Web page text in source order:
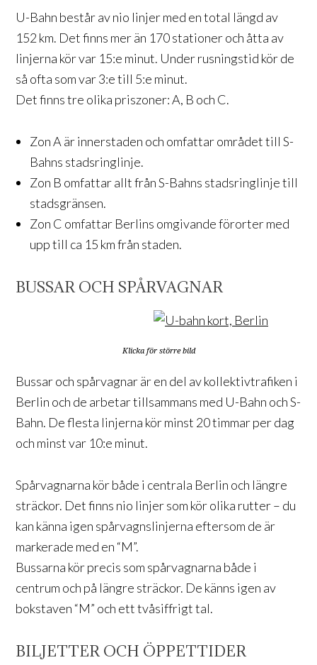
U-Bahn består av nio linjer med en total längd av
152 km. Det finns mer än 170 stationer och åtta av
linjerna kör var 15:e minut. Under rusningstid kör de
så ofta som var 3:e till 5:e minut.
Det finns tre olika priszoner: A, B och C.
Zon A är innerstaden och omfattar området till S-
Bahns stadsringlinje.
Zon B omfattar allt från S-Bahns stadsringlinje till
stadsgränsen.
Zon C omfattar Berlins omgivande förorter med
upp till ca 15 km från staden.
BUSSAR OCH SPÅRVAGNAR
Klicka för större bild
Bussar och spårvagnar är en del av kollektivtrafiken i
Berlin och de arbetar tillsammans med U-Bahn och S-
Bahn. De flesta linjerna kör minst 20 timmar per dag
och minst var 10:e minut.
Spårvagnarna kör både i centrala Berlin och längre
sträckor. Det finns nio linjer som kör olika rutter – du
kan känna igen spårvagnslinjerna eftersom de är
markerade med en “M”.
Bussarna kör precis som spårvagnarna både i
centrum och på längre sträckor. De känns igen av
bokstaven “M” och ett tvåsiffrigt tal.
BILJETTER OCH ÖPPETTIDER